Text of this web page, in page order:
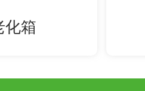
化箱